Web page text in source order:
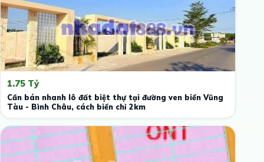
1.75 Tỷ
Cần bán nhanh lô đất biệt thự tại đường ven biển Vũng
Tàu - Bình Châu, cách biển chỉ 2km